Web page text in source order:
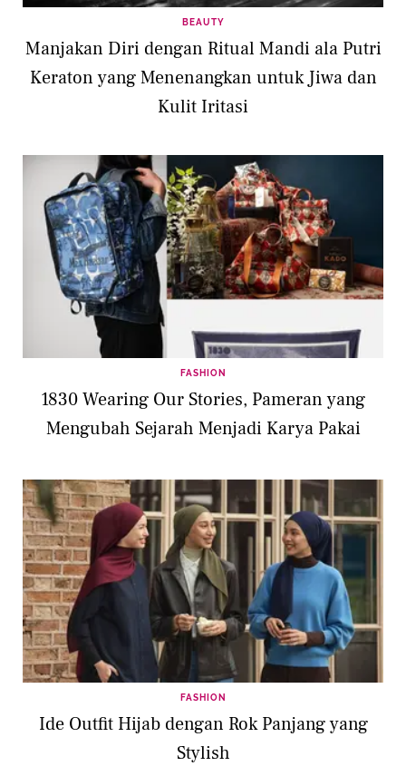
BEAUTY
Manjakan Diri dengan Ritual Mandi ala Putri
Keraton yang Menenangkan untuk Jiwa dan
Kulit Iritasi
FASHION
1830 Wearing Our Stories, Pameran yang
Mengubah Sejarah Menjadi Karya Pakai
FASHION
Ide Outfit Hijab dengan Rok Panjang yang
Stylish